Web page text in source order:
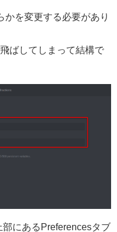
かを変更する必要があり
ばしてしまって結構で
にあるPreferencesタブ